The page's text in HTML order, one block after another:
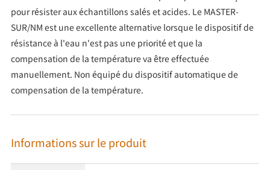
pour résister aux échantillons salés et acides. Le MASTER-
SUR/NM est une excellente alternative lorsque le dispositif de
résistance à l'eau n'est pas une priorité et que la
compensation de la température va être effectuée
manuellement. Non équipé du dispositif automatique de
compensation de la température.
Informations sur le produit